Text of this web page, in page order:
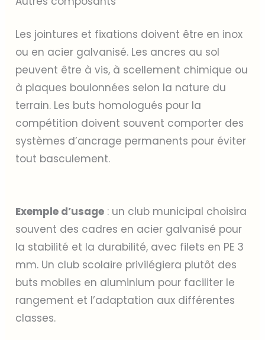
Les jointures et fixations doivent être en inox
ou en acier galvanisé. Les ancres au sol
peuvent être à vis, à scellement chimique ou
à plaques boulonnées selon la nature du
terrain. Les buts homologués pour la
compétition doivent souvent comporter des
systèmes d’ancrage permanents pour éviter
tout basculement.
Exemple d’usage : un club municipal choisira
souvent des cadres en acier galvanisé pour
la stabilité et la durabilité, avec filets en PE 3
mm. Un club scolaire privilégiera plutôt des
buts mobiles en aluminium pour faciliter le
rangement et l’adaptation aux différentes
classes.